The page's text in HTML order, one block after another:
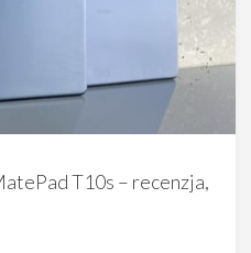
T10s – recenzja,